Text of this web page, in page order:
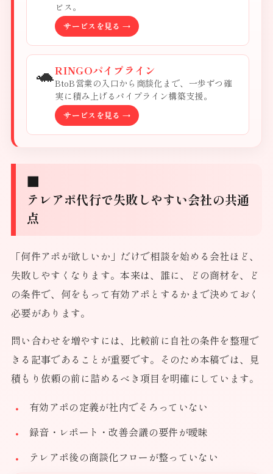
ビス。
サービスを見る →
🐢RINGOパイプライン
BtoB営業の入口から商談化まで、一歩ずつ確
実に積み上げるパイプライン構築支援。
サービスを見る →
■
テレアポ代行で失敗しやすい会社の共通
点
「何件アポが欲しいか」だけで相談を始める会社ほど、
失敗しやすくなります。本来は、誰に、どの商材を、ど
の条件で、何をもって有効アポとするかまで決めておく
必要があります。
問い合わせを増やすには、比較前に自社の条件を整理で
きる記事であることが重要です。そのため本稿では、見
積もり依頼の前に詰めるべき項目を明確にしています。
有効アポの定義が社内でそろっていない
録音・レポート・改善会議の要件が曖昧
テレアポ後の商談化フローが整っていない